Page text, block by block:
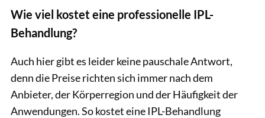
Wie viel kostet eine professionelle IPL-
Behandlung?
Auch hier gibt es leider keine pauschale Antwort,
denn die Preise richten sich immer nach dem
Anbieter, der Körperregion und der Häufigkeit der
Anwendungen. So kostet eine IPL-Behandlung